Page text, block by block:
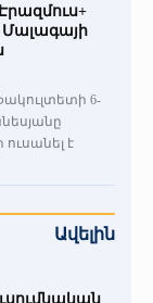
Մալագայի
6-
է
Ավելին